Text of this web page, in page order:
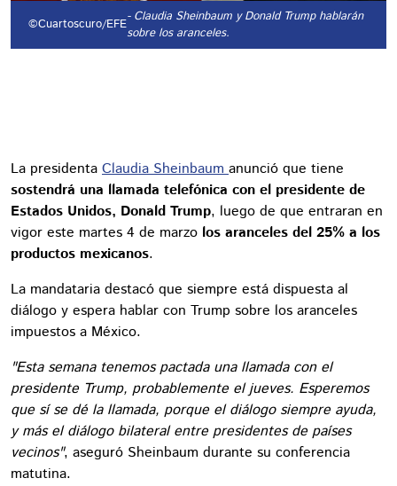
©Cuartoscuro/EFE- Claudia Sheinbaum y Donald Trump hablarán
sobre los aranceles.
La presidenta Claudia Sheinbaum anunció que tiene
sostendrá una llamada telefónica con el presidente de
Estados Unidos, Donald Trump, luego de que entraran en
vigor este martes 4 de marzo los aranceles del 25% a los
productos mexicanos.
La mandataria destacó que siempre está dispuesta al
diálogo y espera hablar con Trump sobre los aranceles
impuestos a México.
"Esta semana tenemos pactada una llamada con el
presidente Trump, probablemente el jueves. Esperemos
que sí se dé la llamada, porque el diálogo siempre ayuda,
y más el diálogo bilateral entre presidentes de países
vecinos", aseguró Sheinbaum durante su conferencia
matutina.